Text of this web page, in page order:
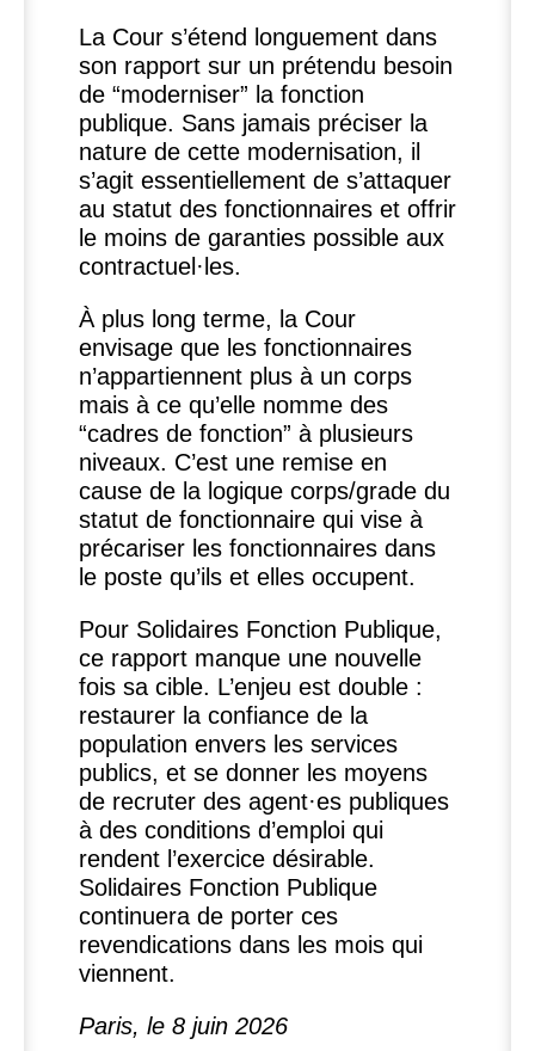
La Cour s’étend longuement dans
son rapport sur un prétendu besoin
de “moderniser” la fonction
publique. Sans jamais préciser la
nature de cette modernisation, il
s’agit essentiellement de s’attaquer
au statut des fonctionnaires et offrir
le moins de garanties possible aux
contractuel · les.
À plus long terme, la Cour
envisage que les fonctionnaires
n’appartiennent plus à un corps
mais à ce qu’elle nomme des
“cadres de fonction” à plusieurs
niveaux. C’est une remise en
cause de la logique corps/grade du
statut de fonctionnaire qui vise à
précariser les fonctionnaires dans
le poste qu’ils et elles occupent.
Pour Solidaires Fonction Publique,
ce rapport manque une nouvelle
fois sa cible. L’enjeu est double :
restaurer la confiance de la
population envers les services
publics, et se donner les moyens
de recruter des agent·es publiques
à des conditions d’emploi qui
rendent l’exercice désirable.
Solidaires Fonction Publique
continuera de porter ces
revendications dans les mois qui
viennent.
Paris, le 8 juin 2026